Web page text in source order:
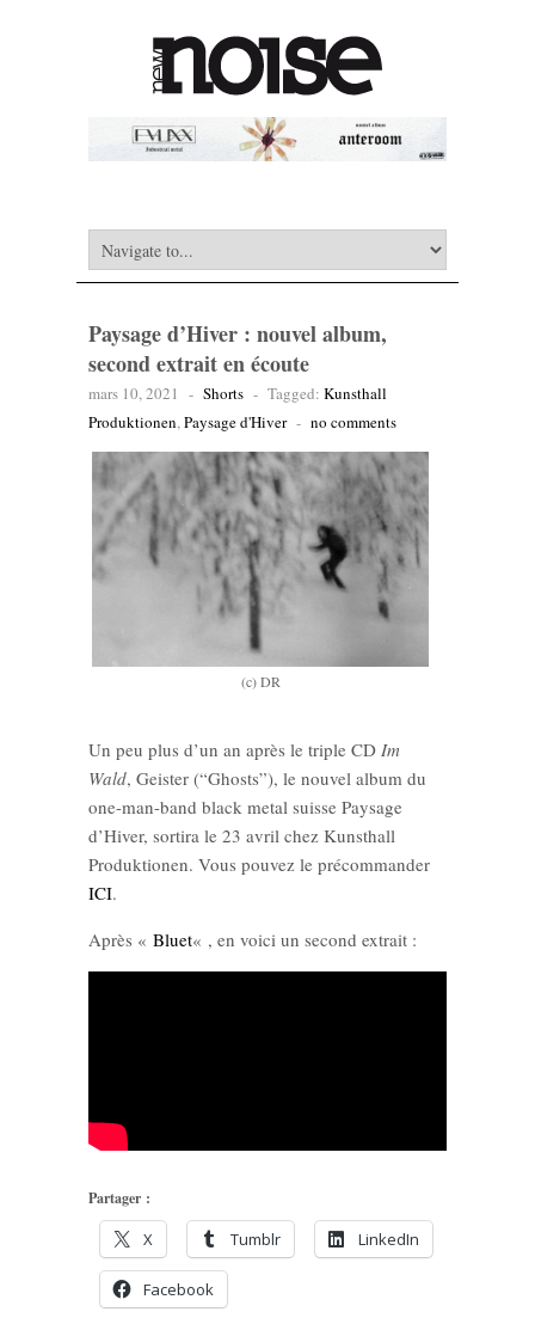
Paysage d’Hiver : nouvel album,
second extrait en écoute
mars 10, 2021 - Shorts - Tagged: Kunsthall
Produktionen,Paysage d'Hiver - no comments
(c) DR
Un peu plus d’un an après le triple CD Im
Wald, Geister (“Ghosts”), le nouvel album du
one-man-band black metal suisse Paysage
d’Hiver, sortira le 23 avril chez Kunsthall
Produktionen. Vous pouvez le précommander
ICI.
Après « Bluet« , en voici un second extrait :
Partager :
X Tumblr LinkedIn
Facebook